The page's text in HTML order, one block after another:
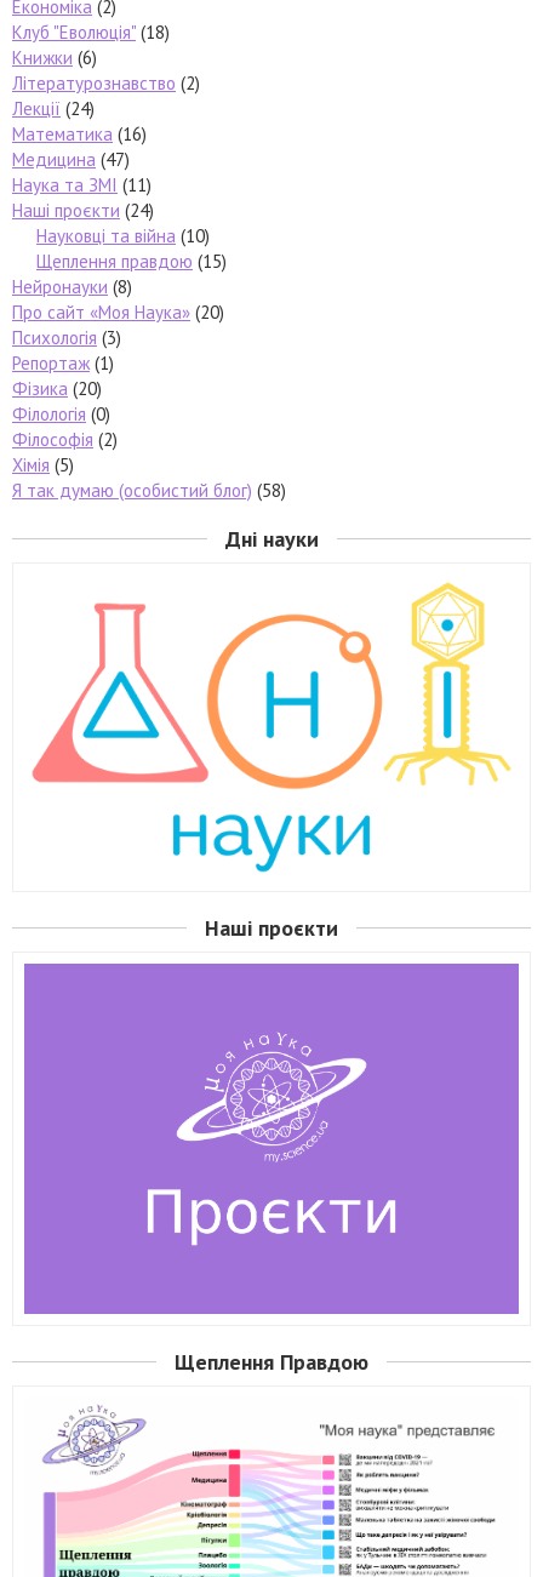
Економіка (2)
Клуб "Еволюція" (18)
Книжки (6)
Літературознавство (2)
Лекції (24)
Математика (16)
Медицина (47)
Наука та ЗМІ (11)
Наші проєкти (24)
Науковці та війна (10)
Щеплення правдою (15)
Нейронауки (8)
Про сайт «Моя Наука» (20)
Психологія (3)
Репортаж(1)
Фізика (20)
Філологія (0)
Філософія (2)
Хімія (5)
Я так думаю (особистий блог) (58)
Дні науки
Наші проєкти
Щеплення Правдою